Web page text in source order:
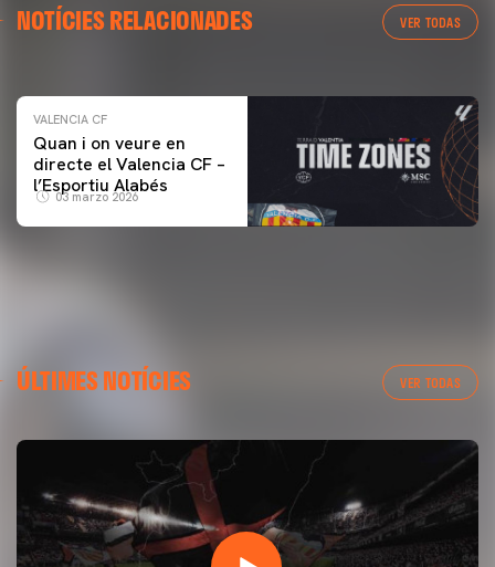
NOTÍCIES RELACIONADES VER TODAS
ENTRENAMENT DEL VALENCIA CF 04/03/26
VALENCIA CF
Quan i on veure en
directe el Valencia CF –
l’Esportiu Alabés
03 marzo 2026
ÚLTIMES NOTÍCIES VER TODAS